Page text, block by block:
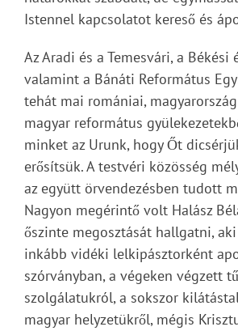
Istennel kapcsolatot kereső és
Az Aradi és a Temesvári, a Békési
valamint a Bánáti Református
tehát mai romániai,
magyar református
minket az Urunk, hogy Őt
erősítsük. A testvéri közösség
az együtt örvendezésben tudott
Nagyon megérintő volt Halász
őszinte megosztását hallgatni,
inkább vidéki lelkipásztorként
szórványban, a végeken végzett
szolgálatukról, a sokszor
magyar helyzetükről, mégis